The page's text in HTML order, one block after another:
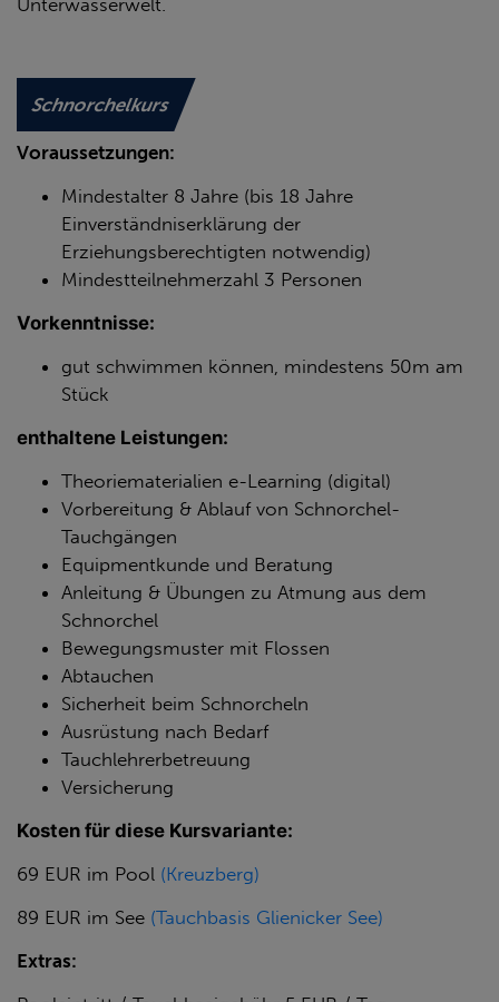
Unterwasserwelt.
Schnorchelkurs
Voraussetzungen:
Mindestalter 8 Jahre (bis 18 Jahre
Einverständniserklärung der
Erziehungsberechtigten notwendig)
Mindestteilnehmerzahl 3 Personen
Vorkenntnisse:
gut schwimmen können, mindestens 50m am
Stück
enthaltene Leistungen:
Theoriematerialien e-Learning (digital)
Vorbereitung & Ablauf von Schnorchel-
Tauchgängen
Equipmentkunde und Beratung
Anleitung & Übungen zu Atmung aus dem
Schnorchel
Bewegungsmuster mit Flossen
Abtauchen
Sicherheit beim Schnorcheln
Ausrüstung nach Bedarf
Tauchlehrerbetreuung
Versicherung
Kosten für diese Kursvariante:
69 EUR im Pool (Kreuzberg)
89 EUR im See (Tauchbasis Glienicker See)
Extras: